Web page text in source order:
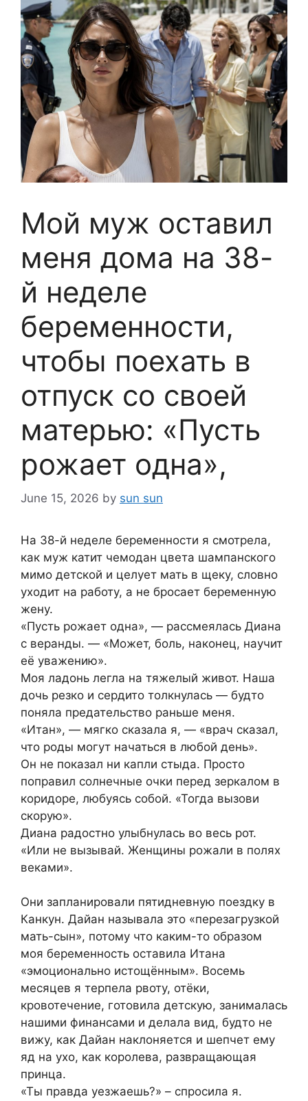
Мой муж оставил
меня дома на 38-
й неделе
беременности,
чтобы поехать в
отпуск со своей
матерью: «Пусть
рожает одна»,
June 15, 2026 by sun sun
На 38-й неделе беременности я смотрела,
как муж катит чемодан цвета шампанского
мимо детской и целует мать в щеку, словно
уходит на работу, а не бросает беременную
жену.
«Пусть рожает одна», — рассмеялась Диана
с веранды. — «Может, боль, наконец, научит
её уважению».
Моя ладонь легла на тяжелый живот. Наша
дочь резко и сердито толкнулась — будто
поняла предательство раньше меня.
«Итан», — мягко сказала я, — «врач сказал,
что роды могут начаться в любой день».
Он не показал ни капли стыда. Просто
поправил солнечные очки перед зеркалом в
коридоре, любуясь собой. «Тогда вызови
скорую».
Диана радостно улыбнулась во весь рот.
«Или не вызывай. Женщины рожали в полях
веками».
Они запланировали пятидневную поездку в
Канкун. Дайан называла это «перезагрузкой
мать-сын», потому что каким-то образом
моя беременность оставила Итана
«эмоционально истощённым». Восемь
месяцев я терпела рвоту, отёки,
кровотечение, готовила детскую, занималась
нашими финансами и делала вид, будто не
вижу, как Дайан наклоняется и шепчет ему
яд на ухо, как королева, развращающая
принца.
«Ты правда уезжаешь?» – спросила я.